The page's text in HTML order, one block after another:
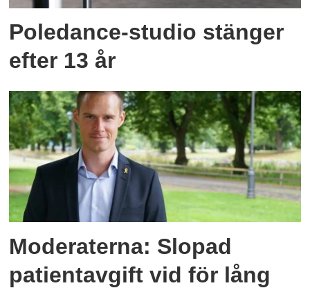
Poledance-studio stänger
efter 13 år
Moderaterna: Slopad
patientavgift vid för lång